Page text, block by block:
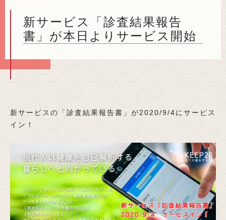
新サービス「診査結果報告
書」が本日よりサービス開始
新サービスの「診査結果報告書」が2020/9/4にサービス
イン！